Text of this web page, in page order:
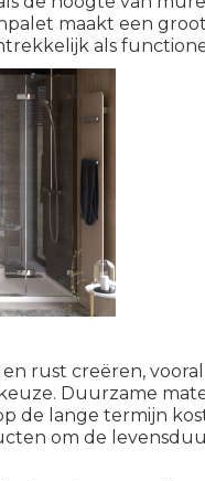
maakt een
als
rust creëren,
Duurzame
de lange termijn
om de